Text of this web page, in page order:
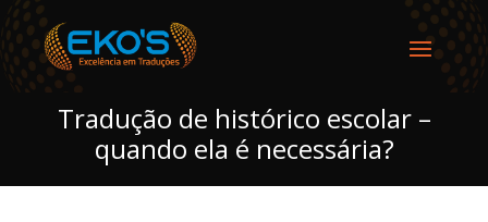
Tradução de histórico escolar –
quando ela é necessária?